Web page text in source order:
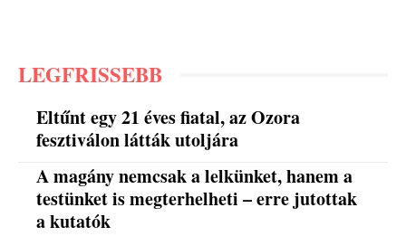
LEGFRISSEBB
Eltűnt egy 21 éves fiatal, az Ozora
fesztiválon látták utoljára
A magány nemcsak a lelkünket, hanem a
testünket is megterhelheti – erre jutottak
a kutatók